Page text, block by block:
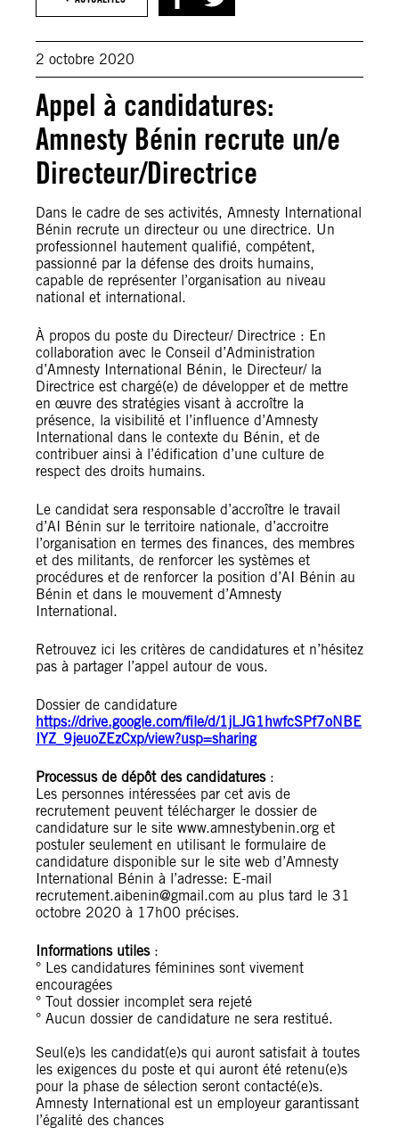
2 octobre 2020
Appel à candidatures:
Amnesty Bénin recrute un/e
Directeur/Directrice
Dans le cadre de ses activités, Amnesty International
Bénin recrute un directeur ou une directrice. Un
professionnel hautement qualifié, compétent,
passionné par la défense des droits humains,
capable de représenter l’organisation au niveau
national et international.
À propos du poste du Directeur/ Directrice : En
collaboration avec le Conseil d’Administration
d’Amnesty International Bénin, le Directeur/ la
Directrice est chargé(e) de développer et de mettre
en œuvre des stratégies visant à accroître la
présence, la visibilité et l’influence d’Amnesty
International dans le contexte du Bénin, et de
contribuer ainsi à l’édification d’une culture de
respect des droits humains.
Le candidat sera responsable d’accroître le travail
d’AI Bénin sur le territoire nationale, d’accroitre
l’organisation en termes des finances, des membres
et des militants, de renforcer les systèmes et
procédures et de renforcer la position d’AI Bénin au
Bénin et dans le mouvement d’Amnesty
International.
Retrouvez ici les critères de candidatures et n’hésitez
pas à partager l’appel autour de vous.
Dossier de candidature
https://drive.google.com/file/d/1jLJG1hwfcSPf7oNBE
IYZ_9jeuoZEzCxp/view?usp=sharing
Processus de dépôt des candidatures:
Les personnes intéressées par cet avis de
recrutement peuvent télécharger le dossier de
candidature sur le site www.amnestybenin.org et
postuler seulement en utilisant le formulaire de
candidature disponible sur le site web d’Amnesty
International Bénin à l’adresse: E-mail
recrutement.aibenin@gmail.com au plus tard le 31
octobre 2020 à 17h00 précises.
Informations utiles :
° Les candidatures féminines sont vivement
encouragées
° Tout dossier incomplet sera rejeté
° Aucun dossier de candidature ne sera restitué.
Seul(e)s les candidat(e)s qui auront satisfait à toutes
les exigences du poste et qui auront été retenu(e)s
pour la phase de sélection seront contacté(e)s.
Amnesty International est un employeur garantissant
l’égalité des chances